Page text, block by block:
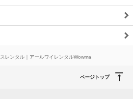
レンタル｜アールワイレンタルWowma
ページトップ